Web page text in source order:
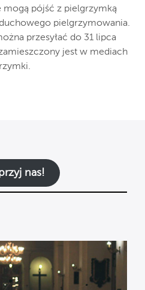
pójść z pielgrzymką
pielgrzymowania.
przesyłać do 31 lipca
jest w mediach
nas!